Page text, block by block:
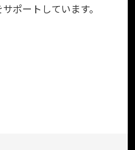
ポートしています。